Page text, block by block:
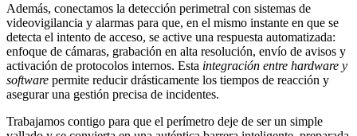
Además, conectamos la detección perimetral con sistemas de
videovigilancia y alarmas para que, en el mismo instante en que se
detecta el intento de acceso, se active una respuesta automatizada:
enfoque de cámaras, grabación en alta resolución, envío de avisos y
activación de protocolos internos. Esta integración entre hardware y
software permite reducir drásticamente los tiempos de reacción y
asegurar una gestión precisa de incidentes.
Trabajamos contigo para que el perímetro deje de ser un simple